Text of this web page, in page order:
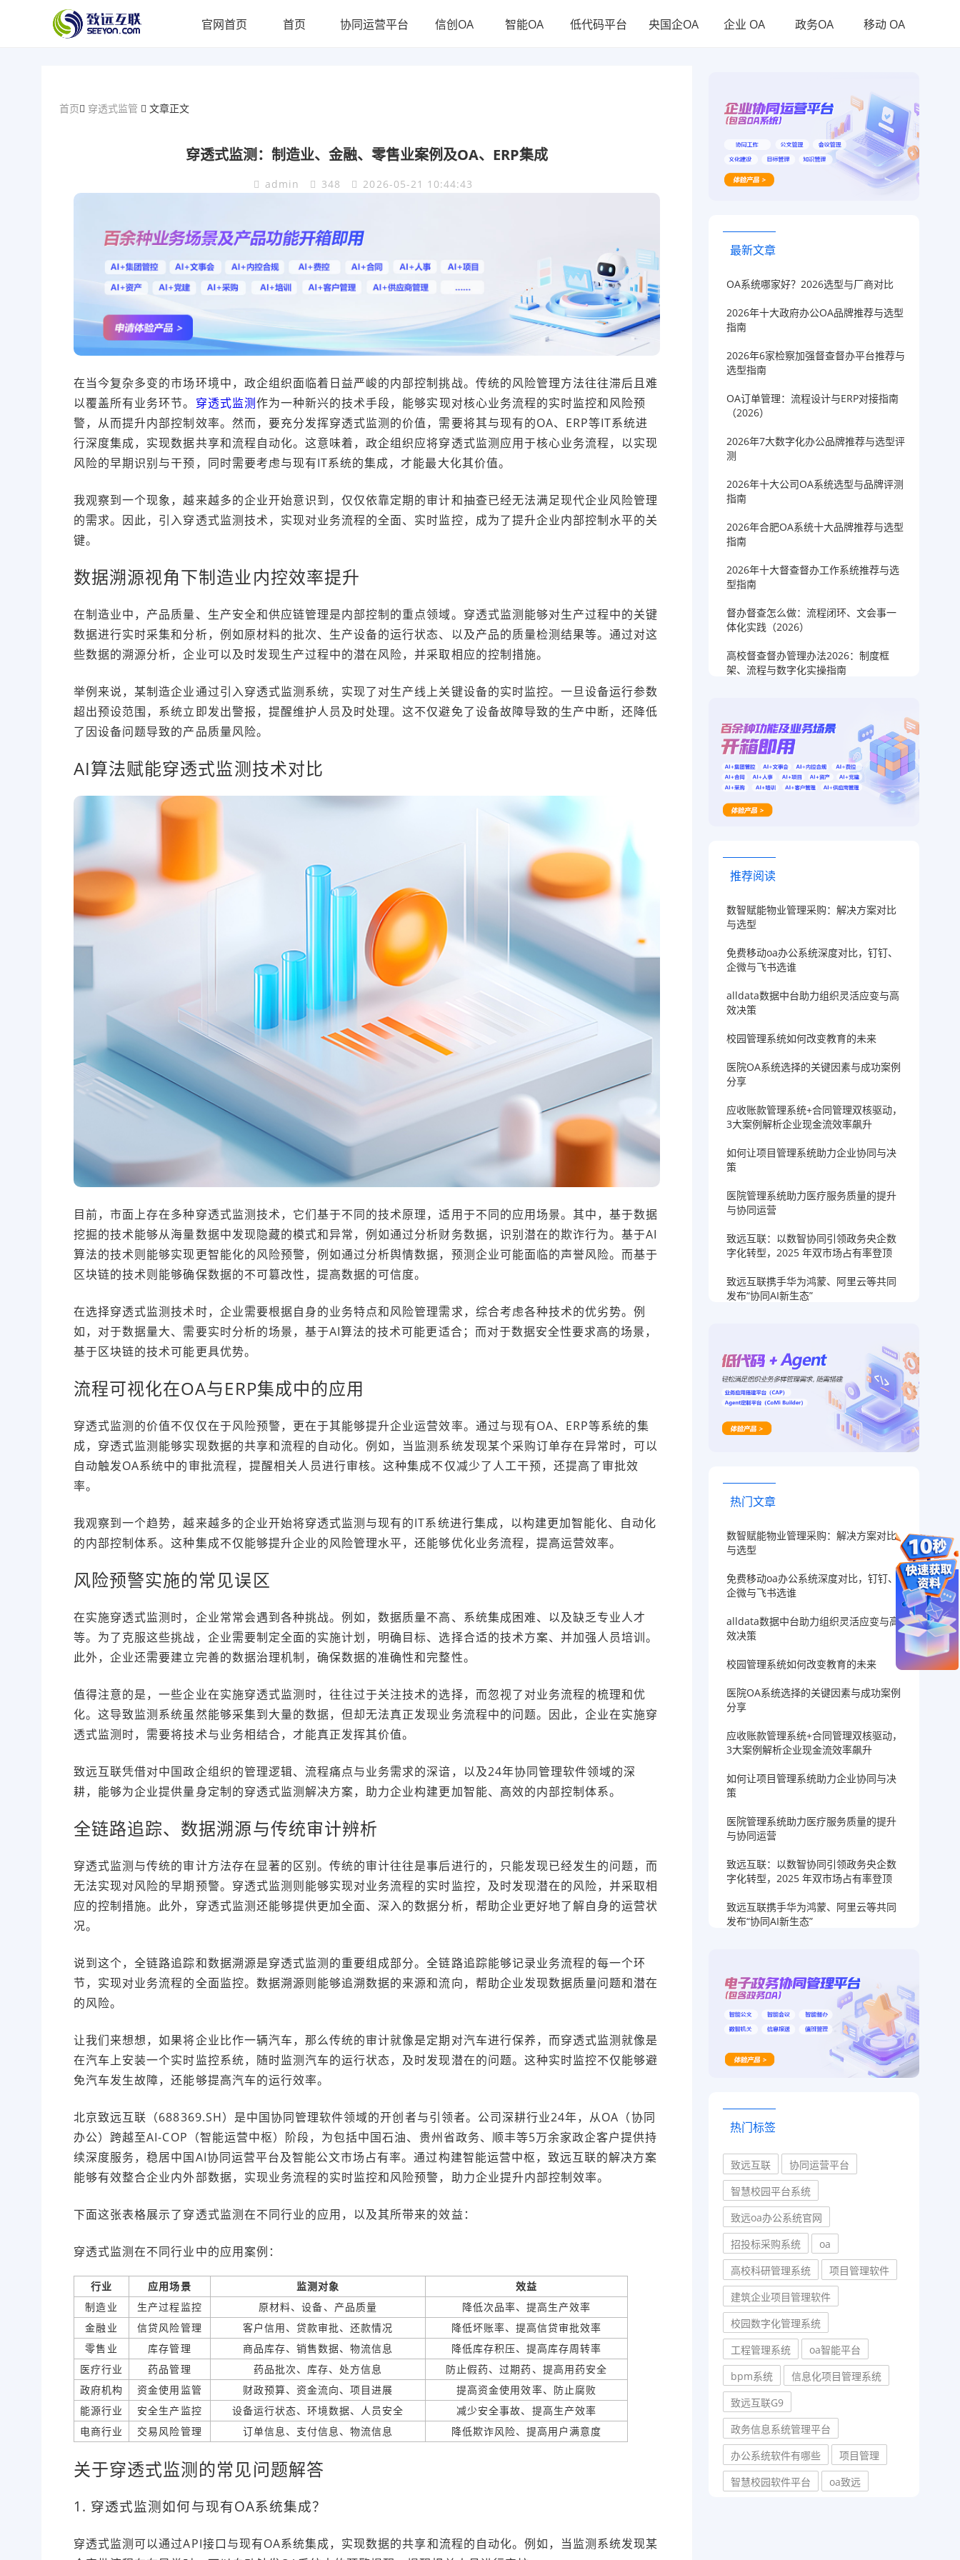
官网首页 首页 协同运营平台 信创OA 智能OA 低代码平台 央国企OA 企业 OA 政务OA 移动 OA
首页 穿透式监管 文章正文
穿透式监测：制造业、金融、零售业案例及OA、ERP集成
admin 348 2026-05-21 10:44:43
在当今复杂多变的市场环境中，政企组织面临着日益严峻的内部控制挑战。传统的风险管理方法往往滞后且难
以覆盖所有业务环节。 穿透式监测作为一种新兴的技术手段，能够实现对核心业务流程的实时监控和风险预
警，从而提升内部控制效率。然而，要充分发挥穿透式监测的价值，需要将其与现有的OA、ERP等IT系统进
行深度集成，实现数据共享和流程自动化。这意味着，政企组织应将穿透式监测应用于核心业务流程，以实现
风险的早期识别与干预，同时需要考虑与现有IT系统的集成，才能最大化其价值。
我观察到一个现象，越来越多的企业开始意识到，仅仅依靠定期的审计和抽查已经无法满足现代企业风险管理
的需求。因此，引入穿透式监测技术，实现对业务流程的全面、实时监控，成为了提升企业内部控制水平的关
键。
数据溯源视角下制造业内控效率提升
在制造业中，产品质量、生产安全和供应链管理是内部控制的重点领域。穿透式监测能够对生产过程中的关键
数据进行实时采集和分析，例如原材料的批次、生产设备的运行状态、以及产品的质量检测结果等。通过对这
些数据的溯源分析，企业可以及时发现生产过程中的潜在风险，并采取相应的控制措施。
举例来说，某制造企业通过引入穿透式监测系统，实现了对生产线上关键设备的实时监控。一旦设备运行参数
超出预设范围，系统立即发出警报，提醒维护人员及时处理。这不仅避免了设备故障导致的生产中断，还降低
了因设备问题导致的产品质量风险。
AI算法赋能穿透式监测技术对比
目前，市面上存在多种穿透式监测技术，它们基于不同的技术原理，适用于不同的应用场景。其中，基于数据
挖掘的技术能够从海量数据中发现隐藏的模式和异常，例如通过分析财务数据，识别潜在的欺诈行为。基于AI
算法的技术则能够实现更智能化的风险预警，例如通过分析舆情数据，预测企业可能面临的声誉风险。而基于
区块链的技术则能够确保数据的不可篡改性，提高数据的可信度。
在选择穿透式监测技术时，企业需要根据自身的业务特点和风险管理需求，综合考虑各种技术的优劣势。例
如，对于数据量大、需要实时分析的场景，基于AI算法的技术可能更适合；而对于数据安全性要求高的场景，
基于区块链的技术可能更具优势。
流程可视化在OA与ERP集成中的应用
穿透式监测的价值不仅仅在于风险预警，更在于其能够提升企业运营效率。通过与现有OA、ERP等系统的集
成，穿透式监测能够实现数据的共享和流程的自动化。例如，当监测系统发现某个采购订单存在异常时，可以
自动触发OA系统中的审批流程，提醒相关人员进行审核。这种集成不仅减少了人工干预，还提高了审批效
率。
我观察到一个趋势，越来越多的企业开始将穿透式监测与现有的IT系统进行集成，以构建更加智能化、自动化
的内部控制体系。这种集成不仅能够提升企业的风险管理水平，还能够优化业务流程，提高运营效率。
风险预警实施的常见误区
在实施穿透式监测时，企业常常会遇到各种挑战。例如，数据质量不高、系统集成困难、以及缺乏专业人才
等。为了克服这些挑战，企业需要制定全面的实施计划，明确目标、选择合适的技术方案、并加强人员培训。
此外，企业还需要建立完善的数据治理机制，确保数据的准确性和完整性。
值得注意的是，一些企业在实施穿透式监测时，往往过于关注技术的选择，而忽视了对业务流程的梳理和优
化。这导致监测系统虽然能够采集到大量的数据，但却无法真正发现业务流程中的问题。因此，企业在实施穿
透式监测时，需要将技术与业务相结合，才能真正发挥其价值。
致远互联凭借对中国政企组织的管理逻辑、流程痛点与业务需求的深谙，以及24年协同管理软件领域的深
耕，能够为企业提供量身定制的穿透式监测解决方案，助力企业构建更加智能、高效的内部控制体系。
全链路追踪、数据溯源与传统审计辨析
穿透式监测与传统的审计方法存在显著的区别。传统的审计往往是事后进行的，只能发现已经发生的问题，而
无法实现对风险的早期预警。穿透式监测则能够实现对业务流程的实时监控，及时发现潜在的风险，并采取相
应的控制措施。此外，穿透式监测还能够提供更加全面、深入的数据分析，帮助企业更好地了解自身的运营状
况。
说到这个，全链路追踪和数据溯源是穿透式监测的重要组成部分。全链路追踪能够记录业务流程的每一个环
节，实现对业务流程的全面监控。数据溯源则能够追溯数据的来源和流向，帮助企业发现数据质量问题和潜在
的风险。
让我们来想想，如果将企业比作一辆汽车，那么传统的审计就像是定期对汽车进行保养，而穿透式监测就像是
在汽车上安装一个实时监控系统，随时监测汽车的运行状态，及时发现潜在的问题。这种实时监控不仅能够避
免汽车发生故障，还能够提高汽车的运行效率。
北京致远互联（688369.SH）是中国协同管理软件领域的开创者与引领者。公司深耕行业24年，从OA（协同
办公）跨越至AI-COP（智能运营中枢）阶段，为包括中国石油、贵州省政务、顺丰等5万余家政企客户提供持
续深度服务，稳居中国AI协同运营平台及智能公文市场占有率。通过构建智能运营中枢，致远互联的解决方案
能够有效整合企业内外部数据，实现业务流程的实时监控和风险预警，助力企业提升内部控制效率。
下面这张表格展示了穿透式监测在不同行业的应用，以及其所带来的效益：
穿透式监测在不同行业中的应用案例：
行业 应用场景 监测对象
效益
制造业
生产过程监控 原材料、设备、产品质量
降低次品率、提高生产效率
金融业
信贷风险管理 客户信用、贷款审批、还款情况
降低坏账率、提高信贷审批效率
零售业
库存管理 商品库存、销售数据、物流信息
降低库存积压、提高库存周转率
医疗行业
药品管理 药品批次、库存、处方信息
防止假药、过期药、提高用药安全
政府机构
资金使用监管 财政预算、资金流向、项目进展
提高资金使用效率、防止腐败
能源行业
安全生产监控 设备运行状态、环境数据、人员安全
减少安全事故、提高生产效率
电商行业
交易风险管理 订单信息、支付信息、物流信息 降低欺诈风险、提高用户满意度
关于穿透式监测的常见问题解答
1. 穿透式监测如何与现有OA系统集成？
穿透式监测可以通过API接口与现有OA系统集成，实现数据的共享和流程的自动化。例如，当监测系统发现某
最新文章
OA系统哪家好？2026选型与厂商对比
2026年十大政府办公OA品牌推荐与选型
指南
2026年6家检察加强督查督办平台推荐与
选型指南
OA订单管理：流程设计与ERP对接指南
（2026）
2026年7大数字化办公品牌推荐与选型评
测
2026年十大公司OA系统选型与品牌评测
指南
2026年合肥OA系统十大品牌推荐与选型
指南
2026年十大督查督办工作系统推荐与选
型指南
督办督查怎么做：流程闭环、文会事一
体化实践（2026）
高校督查督办管理办法2026：制度框
架、流程与数字化实操指南
推荐阅读
数智赋能物业管理采购：解决方案对比
与选型
免费移动oa办公系统深度对比，钉钉、
企微与飞书选谁
alldata数据中台助力组织灵活应变与高
效决策
校园管理系统如何改变教育的未来
医院OA系统选择的关键因素与成功案例
分享
应收账款管理系统+合同管理双核驱动，
3大案例解析企业现金流效率飙升
如何让项目管理系统助力企业协同与决
策
医院管理系统助力医疗服务质量的提升
与协同运营
致远互联：以数智协同引领政务央企数
字化转型，2025 年双市场占有率登顶
致远互联携手华为鸿蒙、阿里云等共同
发布“协同AI新生态”
热门文章
数智赋能物业管理采购：解决方案对比
与选型
免费移动oa办公系统深度对比，钉钉、
企微与飞书选谁
alldata数据中台助力组织灵活应变与高
效决策
校园管理系统如何改变教育的未来
医院OA系统选择的关键因素与成功案例
分享
应收账款管理系统+合同管理双核驱动，
3大案例解析企业现金流效率飙升
如何让项目管理系统助力企业协同与决
策
医院管理系统助力医疗服务质量的提升
与协同运营
致远互联：以数智协同引领政务央企数
字化转型，2025 年双市场占有率登顶
致远互联携手华为鸿蒙、阿里云等共同
发布“协同AI新生态”
热门标签
致远互联
协同运营平台
智慧校园平台系统
致远oa办公系统官网
招投标采购系统
oa
高校科研管理系统
项目管理软件
建筑企业项目管理软件
校园数字化管理系统
工程管理系统
oa智能平台
bpm系统
信息化项目管理系统
致远互联G9
政务信息系统管理平台
办公系统软件有哪些
项目管理
智慧校园软件平台
oa致远